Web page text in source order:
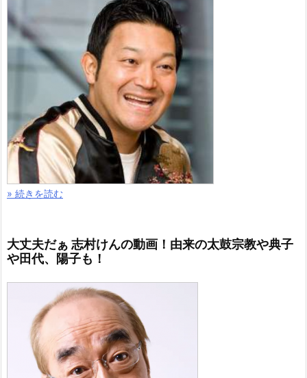
» 続きを読む
大丈夫だぁ 志村けんの動画！由来の太鼓宗教や典子
や田代、陽子も！